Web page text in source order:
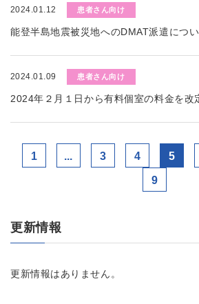
2024.01.12 患者さん向け
能登半島地震被災地へのDMAT派遣につ
2024.01.09 患者さん向け
2024年２月１日から有料個室の料金を改
1 ... 3 4 5
9
更新情報
更新情報はありません。